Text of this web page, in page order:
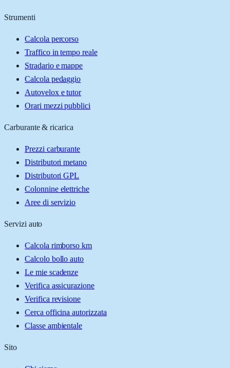
Strumenti
Calcola percorso
Traffico in tempo reale
Stradario e mappe
Calcola pedaggio
Autovelox e tutor
Orari mezzi pubblici
Carburante & ricarica
Prezzi carburante
Distributori metano
Distributori GPL
Colonnine elettriche
Aree di servizio
Servizi auto
Calcola rimborso km
Calcolo bollo auto
Le mie scadenze
Verifica assicurazione
Verifica revisione
Cerca officina autorizzata
Classe ambientale
Sito